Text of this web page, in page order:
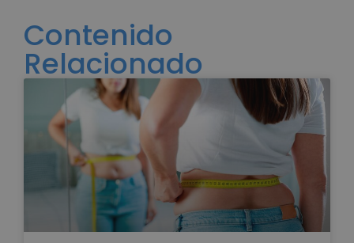
Contenido
Relacionado